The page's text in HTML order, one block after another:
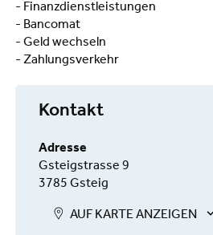
- Finanzdienstleistungen
- Bancomat
- Geld wechseln
- Zahlungsverkehr
Kontakt
Adresse
Gsteigstrasse 9
3785 Gsteig
AUF KARTE ANZEIGEN